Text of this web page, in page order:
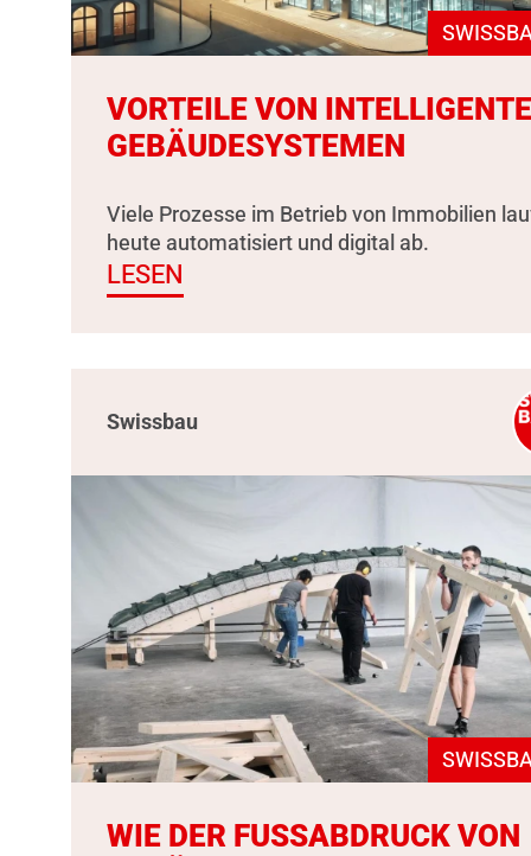
VORTEILE VON
GEBÄUDESYSTEMEN
Viele Prozesse im Betrieb von Immobilien
heute automatisiert und digital ab.
LESEN
Swissbau
WIE DER FUSSABDRUCK VON